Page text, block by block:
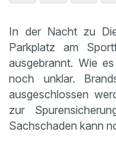
In der Nacht zu
Parkplatz am
ausgebrannt. Wie
noch unklar.
ausgeschlossen
zur
Sachschaden kann